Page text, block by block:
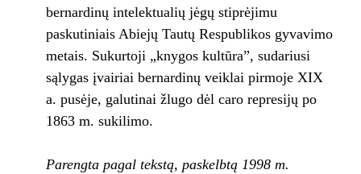
bernardinų intelektualių jėgų stiprėjimu
paskutiniais Abiejų Tautų Respublikos gyvavimo
metais. Sukurtoji „knygos kultūra”, sudariusi
sąlygas įvairiai bernardinų veiklai pirmoje XIX
a. pusėje, galutinai žlugo dėl caro represijų po
1863 m. sukilimo.
Parengta pagal tekstą, paskelbtą 1998 m.